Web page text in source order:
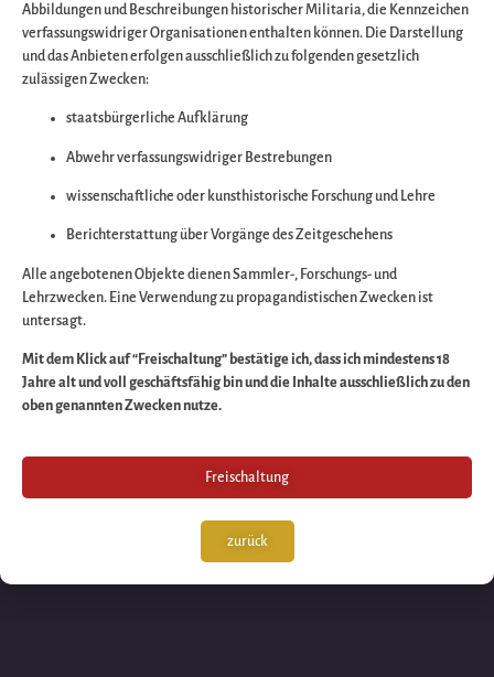
Entschuldigen Sie
bitte die
Wir arbeiten an
großartigen Sache
schauen Sie bald
wieder vorbei!
Abbildungen und Beschreibungen historischer Militaria, die Kennzeichen
verfassungswidriger Organisationen enthalten können. Die Darstellung
und das Anbieten erfolgen ausschließlich zu folgenden gesetzlich
zulässigen Zwecken:
staatsbürgerliche Aufklärung
Abwehr verfassungswidriger Bestrebungen
wissenschaftliche oder kunsthistorische Forschung und Lehre
Berichterstattung über Vorgänge des Zeitgeschehens
Alle angebotenen Objekte dienen Sammler-, Forschungs- und
Lehrzwecken. Eine Verwendung zu propagandistischen Zwecken ist
untersagt.
Mit dem Klick auf “Freischaltung” bestätige ich, dass ich mindestens 18
Jahre alt und voll geschäftsfähig bin und die Inhalte ausschließlich zu den
oben genannten Zwecken nutze.
Freischaltung
zurück